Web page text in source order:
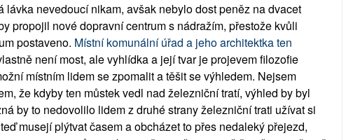
lávka nevedoucí nikam, avšak nebylo dost peněz na dvacet
propojil nové dopravní centrum s nádražím, přestože kvůli
postaveno. Místní komunální úřad a jeho architektka ten
není most, ale vyhlídka a její tvar je projevem filozofie
místním lidem se zpomalit a těšit se výhledem. Nejsem
že kdyby ten můstek vedl nad železniční tratí, výhled by byl
by to nedovolilo lidem z druhé strany železniční trati užívat si
musejí plýtvat časem a obcházet to přes nedaleký přejezd,